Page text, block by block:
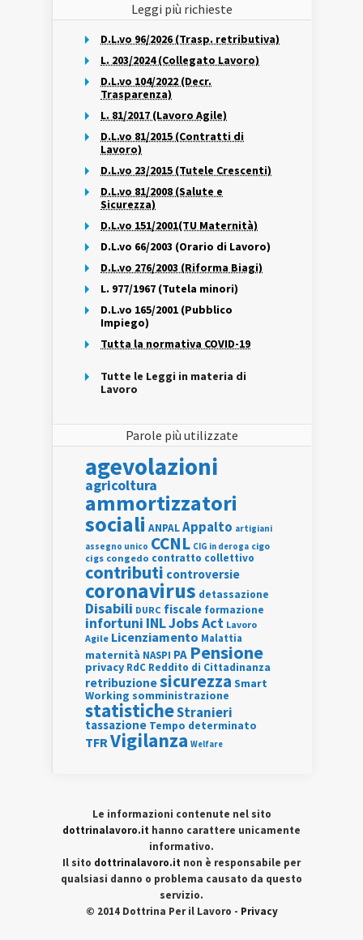
Leggi più richieste
D.L.vo 96/2026 (Trasp. retributiva)
L. 203/2024 (Collegato Lavoro)
D.L.vo 104/2022 (Decr.
Trasparenza)
L. 81/2017 (Lavoro Agile)
D.L.vo 81/2015 (Contratti di
Lavoro)
D.L.vo 23/2015 (Tutele Crescenti)
D.L.vo 81/2008 (Salute e
Sicurezza)
D.L.vo 151/2001(TU Maternità)
D.L.vo 66/2003 (Orario di Lavoro)
D.L.vo 276/2003 (Riforma Biagi)
L. 977/1967 (Tutela minori)
D.L.vo 165/2001 (Pubblico
Impiego)
Tutta la normativa COVID-19
Tutte le Leggi in materia di
Lavoro
Parole più utilizzate
agevolazioni
agricoltura
ammortizzatori
sociali ANPALAppalto artigiani
assegno unico CCNL CIG in deroga cigo
cigs congedo contratto collettivo
contributi controversie
coronavirus detassazione
Disabili DURC fiscale formazione
infortuni INLJobs Act Lavoro
Agile Licenziamento Malattia
maternità NASPI PA Pensione
privacy RdC Reddito di Cittadinanza
retribuzionesicurezza Smart
Working somministrazione
statisticheStranieri
tassazione Tempo determinato
TFRVigilanza Welfare
Le informazioni contenute nel sito
dottrinalavoro.it hanno carattere unicamente
informativo.
Il sito dottrinalavoro.it non è responsabile per
qualsiasi danno o problema causato da questo
servizio.
© 2014 Dottrina Per il Lavoro - Privacy